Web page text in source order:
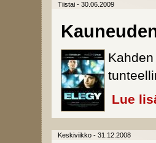
Tiistai - 30.06.2009
Lue
Keskiviikko - 31.12.2008